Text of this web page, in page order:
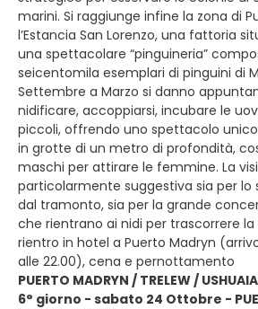
marini. Si raggiunge infine la zona di
l’Estancia San Lorenzo, una fattoria
una spettacolare “pinguineria”
seicentomila esemplari di pinguini di
Settembre a Marzo si danno
nidificare, accoppiarsi, incubare le
piccoli, offrendo uno spettacolo
in grotte di un metro di profondità,
maschi per attirare le femmine. La
particolarmente suggestiva sia per
dal tramonto, sia per la grande
che rientrano ai nidi per trascorrere
rientro in hotel a Puerto Madryn
alle 22.00), cena e pernottamento
PUERTO MADRYN / TRELEW / USHUAIA
6° giorno - sabato 24 Ottobre -